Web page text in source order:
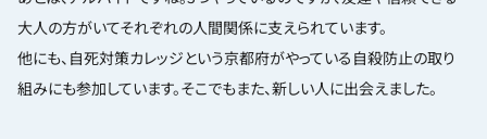
大人の方がいてそれぞれの人間関係に支えられています。
他にも、自死対策カレッジという京都府がやっている自殺防止の取り
組みにも参加しています。そこでもまた、新しい人に出会えました。